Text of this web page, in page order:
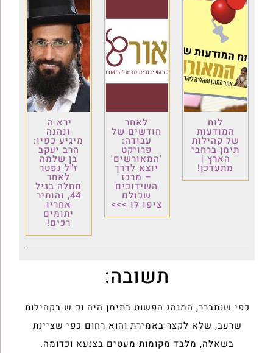
לוח
המודעות
של קהילות
תימן ברחבי
הארץ |
מתעדכן!
לאחר
חודשים של
עבודה:
פרויקט
'המאורשים'
יוצא לדרך
– מרכז
השידוכים
שכולם
ציפו לו >>>
ירא ה'
ונהנה
מיגיע כפיו:
הרב יעקב
בן שלמה
ז"ל נפטר
לאחר
מחלה בגיל
44, והותיר
אחריו
יתומים
רכים!
תשובה:
כפי שנתברר, המנהג הפשוט בתימן היה וכ"ש בקהילות
שרעב, שלא לקצר באמירת והוא רחום כפי שציינת
בשאלה, מלבד מקומות מעטים בצנעא וכדומה.